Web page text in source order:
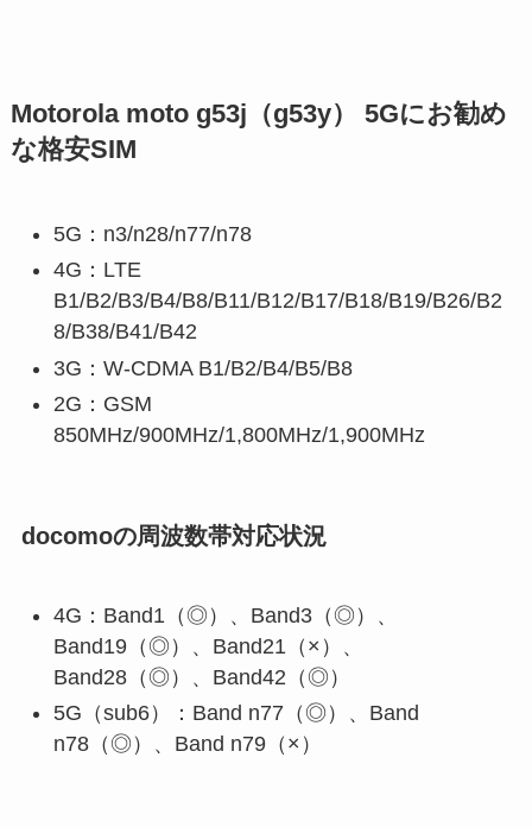
Motorola moto g53j（g53y） 5Gにお勧め
な格安SIM
5G：n3/n28/n77/n78
4G：LTE
B1/B2/B3/B4/B8/B11/B12/B17/B18/B19/B26/B2
8/B38/B41/B42
3G：W-CDMA B1/B2/B4/B5/B8
2G：GSM
850MHz/900MHz/1,800MHz/1,900MHz
docomoの周波数帯対応状況
4G：Band1（◎）、Band3（◎）、
Band19（◎）、Band21（×）、
Band28（◎）、Band42（◎）
5G（sub6）：Band n77（◎）、Band
n78（◎）、Band n79（×）